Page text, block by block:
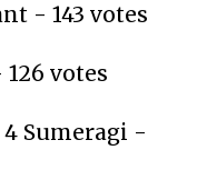
- 143 votes
126 votes
4 Sumeragi -